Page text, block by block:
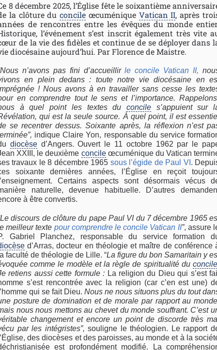
8 décembre 2025, l’Église fête le soixantième
la clôture duconcile œcuménique Vatican II, après
de rencontres entre les évêques du monde
l’événement s’est inscrit également très vite
de la vie des fidèles et continue de se déployer dans
diocésaine aujourd’hui. Par Florence de Maistre.
n’avons pas fini d’accueillirle concile Vatican II,
en plein dedans : toute notre vie diocésaine en
! Nous avons à en travailler sans cesse les
en comprendre tout le sens et l’importance.
à quel point les textes du conciles’appuient sur
qui est la seule source. À quel point, il est
se recentrer dessus. Soixante après, la réflexion n’est
indique Claire Yon, responsable du service
diocèsed’Angers. Ouvert le 11 octobre 1962 par le
XXIII, le deuxième concileœcuménique du Vatican
travaux le 8 décembre 1965 sous l’égide de Paul VI .
soixante dernières années, l’Église en reçoit
Certains aspects sont désormais vécus
naturelle, devenue habituelle. D’autres
à être convertis.
discours de clôture du pape Paul VI du 7 décembre 1965
meilleur texte pour comprendre le concile Vatican II”, assure
Gabriel Planchez, responsable du service formation
d’Arras, docteur en théologie et maître de conférence
faculté de théologie de Lille. “La figure du bon Samaritain y
comme le modèle et la règle de spiritualité du concile
retiens aussi cette formule : La religion du Dieu qui s’est
s’est rencontrée avec la religion (car c’en est une)
qui se fait Dieu. Nous ne nous situons plus du tout
posture de domination et de morale par rapport au
nous nous mettons au chevet du monde souffrant. C’est
changement et encore un point de discorde très
par les intégristes”, souligne le théologien. Le rapport
des diocèses et des paroisses, au monde et à la
est profondément modifié. La